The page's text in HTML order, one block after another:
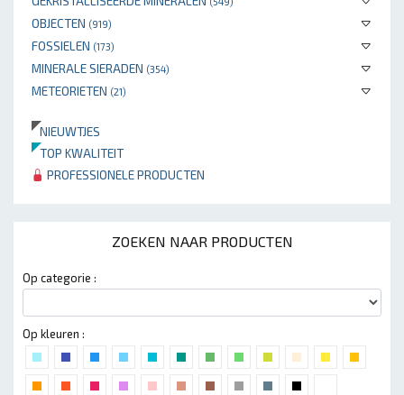
OBJECTEN (919)
FOSSIELEN (173)
MINERALE SIERADEN (354)
METEORIETEN (21)
NIEUWTJES
TOP KWALITEIT
PROFESSIONELE PRODUCTEN
ZOEKEN NAAR PRODUCTEN
Op categorie :
Op kleuren :